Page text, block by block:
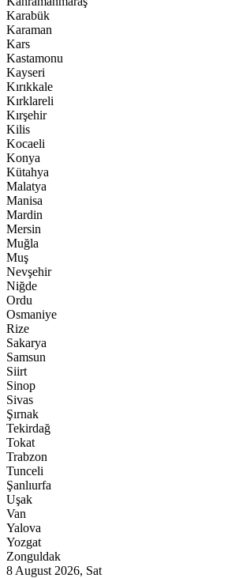
Karabük
Karaman
Kars
Kastamonu
Kayseri
Kırıkkale
Kırklareli
Kırşehir
Kilis
Kocaeli
Konya
Kütahya
Malatya
Manisa
Mardin
Mersin
Muğla
Muş
Nevşehir
Niğde
Ordu
Osmaniye
Rize
Sakarya
Samsun
Siirt
Sinop
Sivas
Şırnak
Tekirdağ
Tokat
Trabzon
Tunceli
Şanlıurfa
Uşak
Van
Yalova
Yozgat
Zonguldak
8 August 2026, Sat